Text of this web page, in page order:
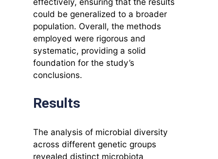
could be generalized to a broader
population. Overall, the methods
employed were rigorous and
systematic, providing a solid
foundation for the study’s
conclusions.
Results
The analysis of microbial diversity
across different genetic groups
revealed distinct microbiota